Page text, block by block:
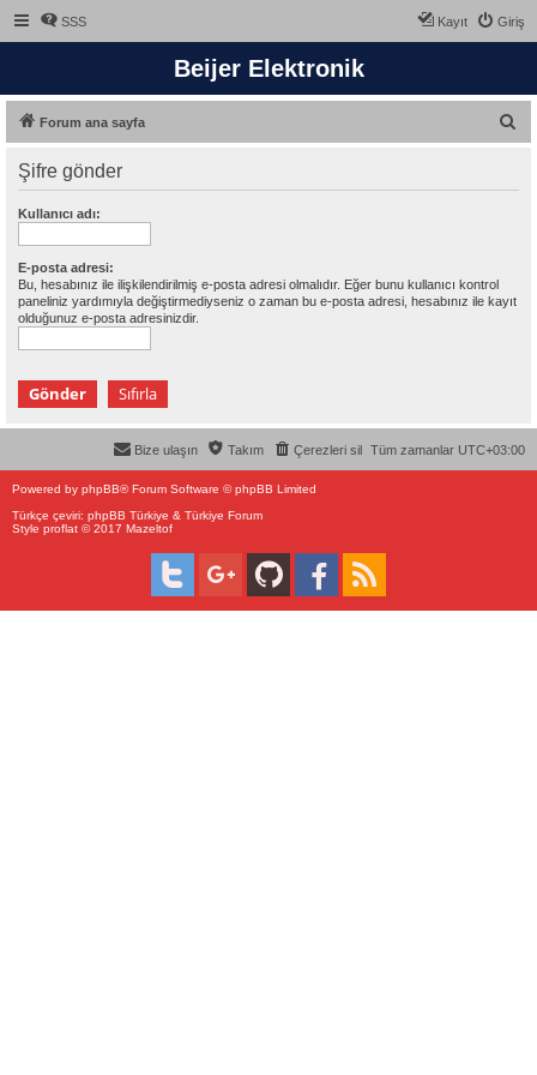
SSS Giriş
Kayıt
Beijer Elektronik
Forum ana sayfa
Şifre gönder
Kullanıcı adı:
E-posta adresi:
Bu, hesabınız ile ilişkilendirilmiş e-posta adresi olmalıdır. Eğer bunu kullanıcı kontrol
paneliniz yardımıyla değiştirmediyseniz o zaman bu e-posta adresi, hesabınız ile kayıt
olduğunuz e-posta adresinizdir.
Tüm zamanlar UTC+03:00
Çerezleri sil
Takım
Bize ulaşın
Powered by phpBB® Forum Software © phpBB Limited
Türkçe çeviri: phpBB Türkiye & Türkiye Forum
Style proflat © 2017 Mazeltof